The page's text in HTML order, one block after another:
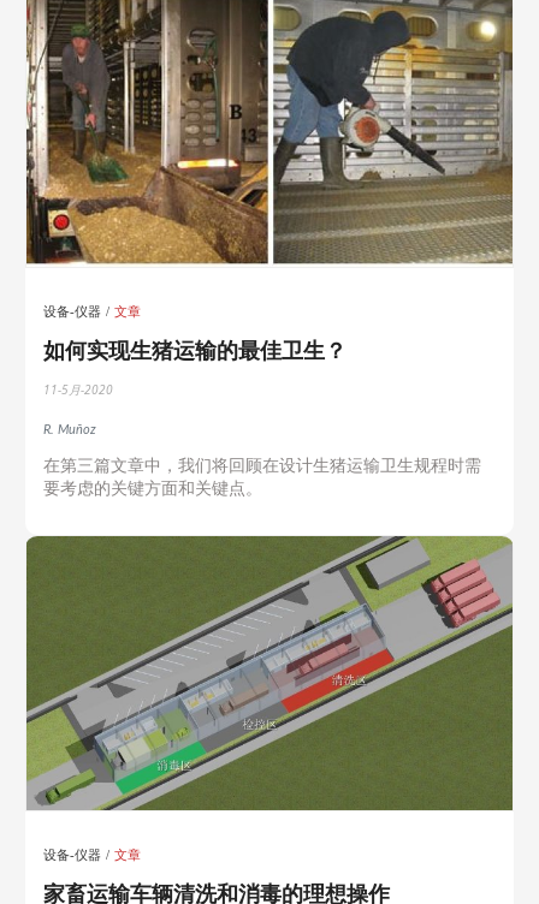
设备-仪器 文章
如何实现生猪运输的最佳卫生？
11-5月-2020
R. Muñoz
在第三篇文章中，我们将回顾在设计生猪运输卫生规程时需
要考虑的关键方面和关键点。
设备-仪器 文章
家畜运输车辆清洗和消毒的理想操作